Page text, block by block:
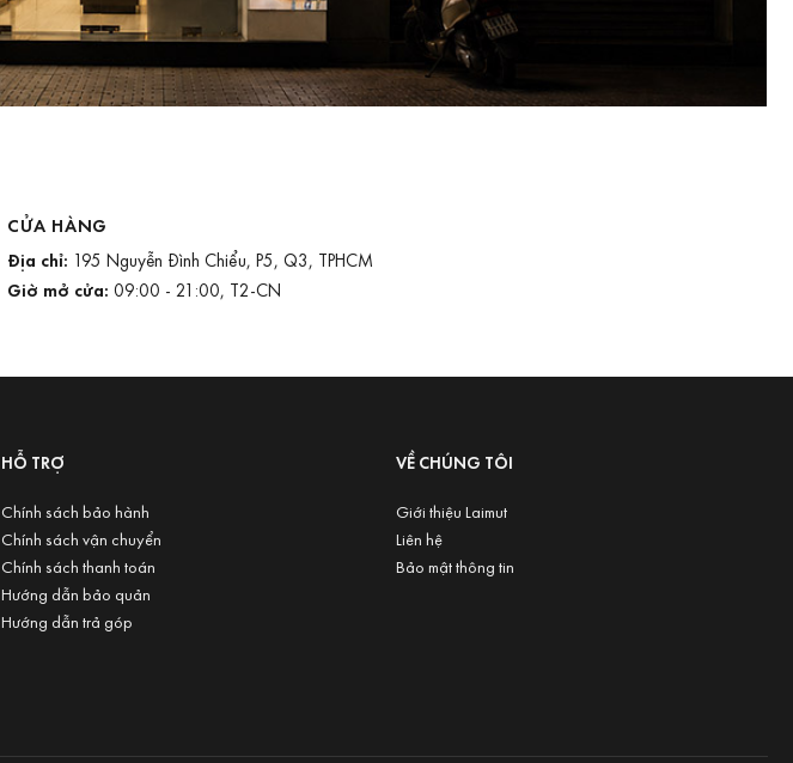
CỬA HÀNG
Địa chỉ: 195 Nguyễn Đình Chiểu, P5, Q3, TPHCM
Giờ mở cửa: 09:00 - 21:00, T2-CN
HỖ TRỢ
Chính sách bảo hành
Chính sách vận chuyển
Chính sách thanh toán
Hướng dẫn bảo quản
Hướng dẫn trả góp
VỀ CHÚNG TÔI
Giới thiệu Laimut
Liên hệ
Bảo mật thông tin